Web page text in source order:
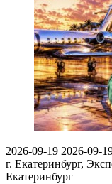
2026-09-19 2026-09-
г. Екатеринбург,
Екатеринбург